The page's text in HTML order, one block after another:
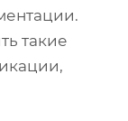
такие